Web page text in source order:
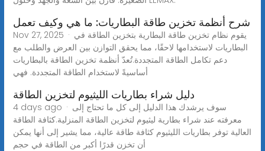
شرح أنظمة تخزين طاقة البطاريات: ما هي وكيف تعمل
Nov 27, 2025 · يقوم نظام تخزين طاقة البطارية بتخزين الطاقة في
البطاريات لاستخدامها لاحقًا، مما يحقق التوازن بين العرض والطلب مع
دعم تكامل الطاقة المتجددة.تُعدّ أنظمة تخزين الطاقة بالبطاريات
أساسيةً لاستخدام الطاقة المتجددة. فهي
دليل شراء بطاريات الليثيوم لتخزين الطاقة
4 days ago · سوف يرشدك هذا الدليل إلى كل ما تحتاج إلى
معرفته عند شراء بطارية ليثيوم لتخزين الطاقة المنزلية.كثافة الطاقة
العالية توفر بطاريات الليثيوم كثافة طاقة عالية، مما يشير إلى أنها يمكن
أن تخزن قدرًا أكبر من الطاقة في حجم